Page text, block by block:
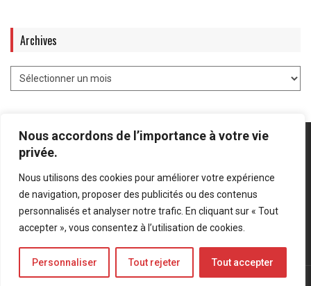
Nous accordons de l’importance à votre vie
privée.
Nous utilisons des cookies pour améliorer votre expérience
de navigation, proposer des publicités ou des contenus
personnalisés et analyser notre trafic. En cliquant sur « Tout
accepter », vous consentez à l’utilisation de cookies.
Personnaliser Tout rejeter Tout accepter
Archives
Mentions légales Politique de confidentialité
Bluesky
LinkedIn
Twitter
© Forces Operations Blog - 2022